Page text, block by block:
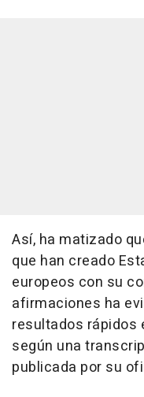
Así, ha matizado
que han creado
europeos con su
afirmaciones ha
resultados rápidos
según una
publicada por su